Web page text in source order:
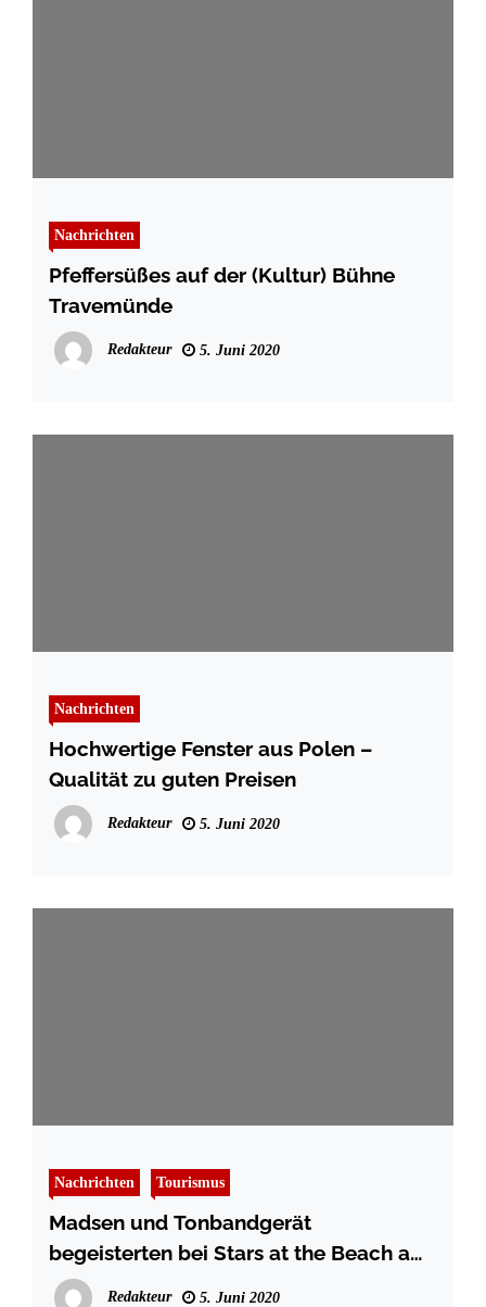
Nachrichten
Pfeffersüßes auf der (Kultur) Bühne
Travemünde
Redakteur 5. Juni 2020
Nachrichten
Hochwertige Fenster aus Polen –
Qualität zu guten Preisen
Redakteur 5. Juni 2020
Nachrichten Tourismus
Madsen und Tonbandgerät
begeisterten bei Stars at the Beach am
Timmendorfer Strand
Redakteur 5. Juni 2020